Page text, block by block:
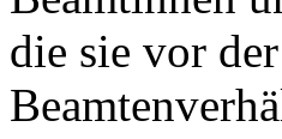
die sie vor